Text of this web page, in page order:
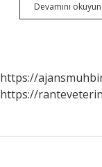
Devamını okuyun
https://
https://